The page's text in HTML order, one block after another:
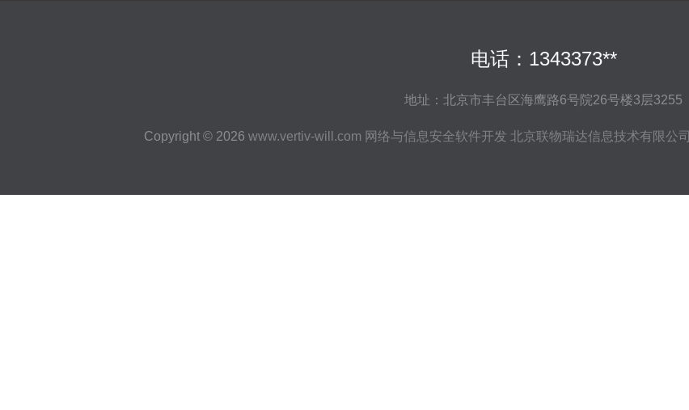
电话：1343373**
地址：北京市丰台区海鹰路6号院26号楼3层3255
Copyright © 2026 www.vertiv-will.com 网络与信息安全软件开发 北京联物瑞达信息技术有限公司